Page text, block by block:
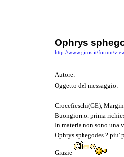
Ophrys
http://www.giros.it/forum/
Autore:
Oggetto del messaggio:
Crocefieschi(GE),
Buongiorno, prima
In materia non sono una
Ophrys sphegodes ? piu'
Grazie